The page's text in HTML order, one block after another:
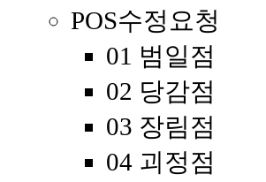
POS수정요청
01 범일점
02 당감점
03 장림점
04 괴정점